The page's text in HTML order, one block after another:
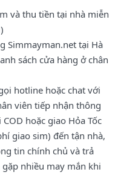
và thu tiền tại nhà miễn
Simmayman.net tại Hà
sách cửa hàng ở chân
hotline hoặc chat với
viên tiếp nhận thông
hoặc giao Hỏa Tốc
giao sim) đến tận nhà,
tin chính chủ và trả
nhiều may mắn khi